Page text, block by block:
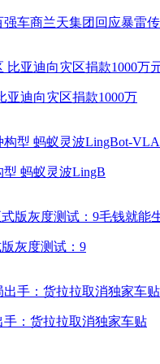
车商兰天集团回应暴雷
亚迪向灾区捐款1000万
蚂蚁灵波LingB
灰度测试：9
：货拉拉取消独家车贴